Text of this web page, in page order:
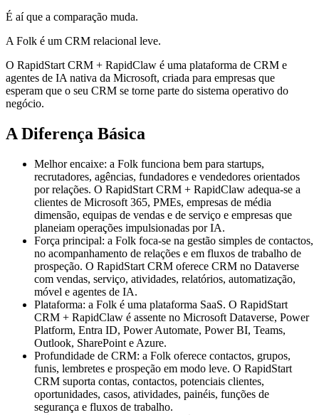
É aí que a comparação muda.
A Folk é um CRM relacional leve.
O RapidStart CRM + RapidClaw é uma plataforma de CRM e
agentes de IA nativa da Microsoft, criada para empresas que
esperam que o seu CRM se torne parte do sistema operativo do
negócio.
A Diferença Básica
Melhor encaixe: a Folk funciona bem para startups,
recrutadores, agências, fundadores e vendedores orientados
por relações. O RapidStart CRM + RapidClaw adequa-se a
clientes de Microsoft 365, PMEs, empresas de média
dimensão, equipas de vendas e de serviço e empresas que
planeiam operações impulsionadas por IA.
Força principal: a Folk foca-se na gestão simples de contactos,
no acompanhamento de relações e em fluxos de trabalho de
prospeção. O RapidStart CRM oferece CRM no Dataverse
com vendas, serviço, atividades, relatórios, automatização,
móvel e agentes de IA.
Plataforma: a Folk é uma plataforma SaaS. O RapidStart
CRM + RapidClaw é assente no Microsoft Dataverse, Power
Platform, Entra ID, Power Automate, Power BI, Teams,
Outlook, SharePoint e Azure.
Profundidade de CRM: a Folk oferece contactos, grupos,
funis, lembretes e prospeção em modo leve. O RapidStart
CRM suporta contas, contactos, potenciais clientes,
oportunidades, casos, atividades, painéis, funções de
segurança e fluxos de trabalho.